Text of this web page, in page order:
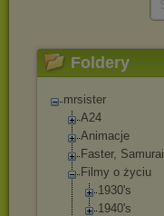
Foldery
mrsister
A24
Animacje
Faster,
Filmy o życiu
1930's
1940's